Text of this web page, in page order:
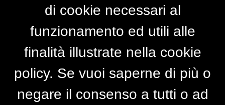
di cookie necessari al
funzionamento ed utili alle
finalità illustrate nella cookie
policy. Se vuoi saperne di più o
negare il consenso a tutti o ad